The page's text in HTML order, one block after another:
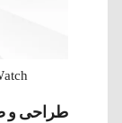
طراحی و